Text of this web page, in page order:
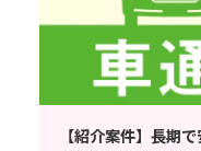
【紹介案件】長期